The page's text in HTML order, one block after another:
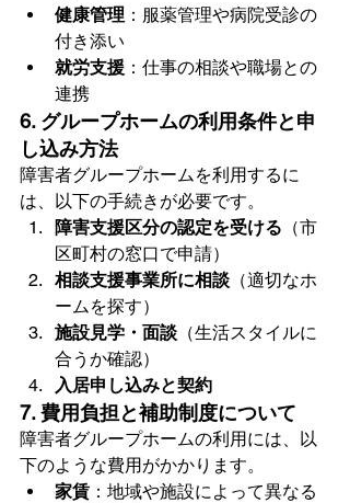
健康管理 ：服薬管理や病院受診の
付き添い
就労支援 ：仕事の相談や職場との
連携
6. グループホームの利用条件と申
し込み方法
障害者グループホームを利用するに
は、以下の手続きが必要です。
障害支援区分の認定を受ける （市
区町村の窓口で申請）
相談支援事業所に相談 （適切なホ
ームを探す）
施設見学・面談 （生活スタイルに
合うか確認）
入居申し込みと契約
7. 費用負担と補助制度について
障害者グループホームの利用には、以
下のような費用がかかります。
家賃 ：地域や施設によって異なる